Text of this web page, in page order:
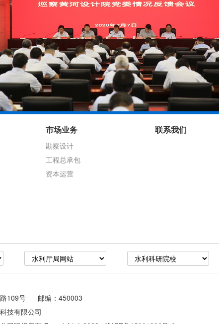
市场业务
勘察设计
工程总承包
资本运营
联系我们
路109号 邮编：450003
技有限公司